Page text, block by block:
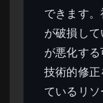
できます
が破損し
が悪化す
技術的修
ているリ